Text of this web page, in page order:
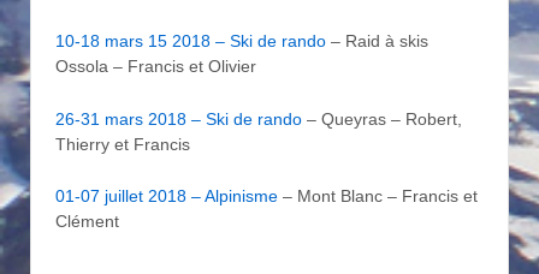
10-18 mars 15 2018 – Ski de rando – Raid à skis
Ossola – Francis et Olivier
26-31 mars 2018 – Ski de rando – Queyras – Robert,
Thierry et Francis
01-07 juillet 2018 – Alpinisme – Mont Blanc – Francis et
Clément